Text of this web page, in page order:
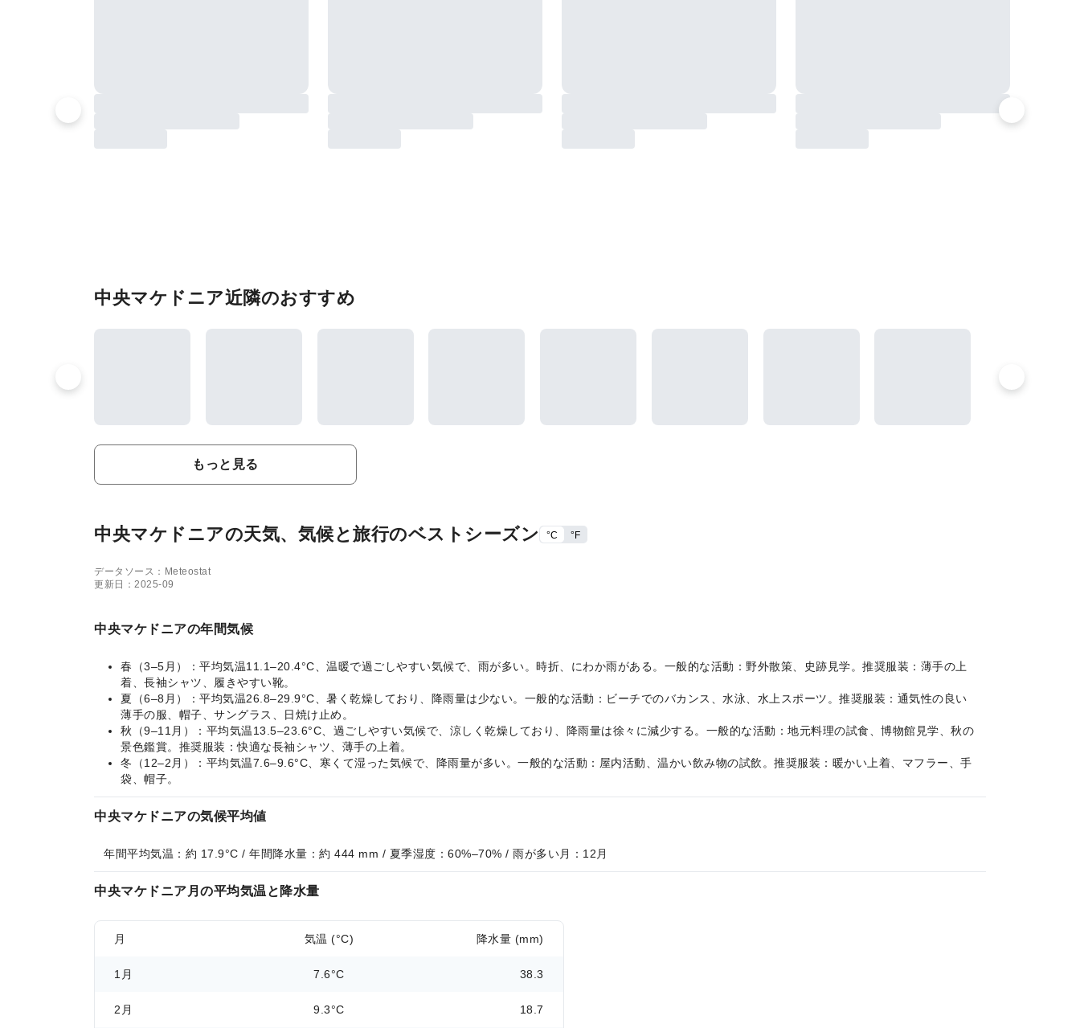
中央マケドニア近隣のおすすめ
もっと見る
中央マケドニアの天気、気候と旅行のベストシーズン °C °F
データソース：Meteostat
更新日：2025-09
中央マケドニアの年間気候
春（3–5月）：平均気温11.1–20.4°C、温暖で過ごしやすい気候で、雨が多い。時折、にわか雨がある。一般的な活動：野外散策、史跡見学。推奨服装：薄手の上
着、長袖シャツ、履きやすい靴。
夏（6–8月）：平均気温26.8–29.9°C、暑く乾燥しており、降雨量は少ない。一般的な活動：ビーチでのバカンス、水泳、水上スポーツ。推奨服装：通気性の良い
薄手の服、帽子、サングラス、日焼け止め。
秋（9–11月）：平均気温13.5–23.6°C、過ごしやすい気候で、涼しく乾燥しており、降雨量は徐々に減少する。一般的な活動：地元料理の試食、博物館見学、秋の
景色鑑賞。推奨服装：快適な長袖シャツ、薄手の上着。
冬（12–2月）：平均気温7.6–9.6°C、寒くて湿った気候で、降雨量が多い。一般的な活動：屋内活動、温かい飲み物の試飲。推奨服装：暖かい上着、マフラー、手
袋、帽子。
中央マケドニアの気候平均値
年間平均気温：約 17.9°C / 年間降水量：約 444 mm / 夏季湿度：60%–70% / 雨が多い月：12月
中央マケドニア月の平均気温と降水量
月 気温 (°C) 降水量 (mm)
1月 7.6°C 38.3
2月 9.3°C 18.7